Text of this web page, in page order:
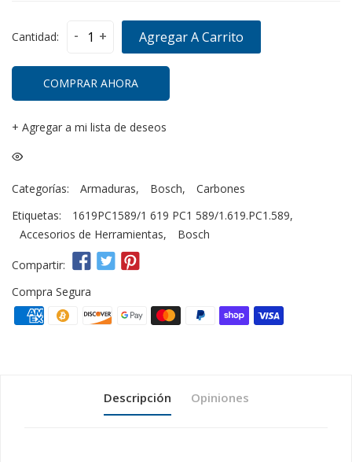
Cantidad: - + Agregar A Carrito
COMPRAR AHORA
+ Agregar a mi lista de deseos
Categorías: Armaduras, Bosch,
Carbones
Etiquetas:
1619PC1589/1 619 PC1 589/1.619.PC1.589,
Accesorios de Herramientas, Bosch
Compartir:
Compra Segura
Descripción Opiniones